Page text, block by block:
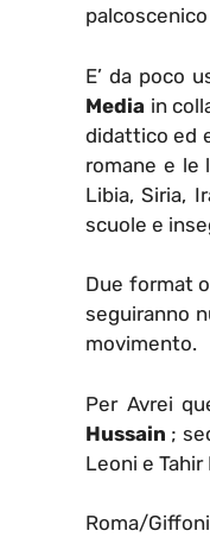
E’ da poco
Media in
didattico ed
romane e le
Libia, Siria,
scuole e
Due format
seguiranno
movimento.
Per Avrei
Hussain ;
Leoni e
Roma/